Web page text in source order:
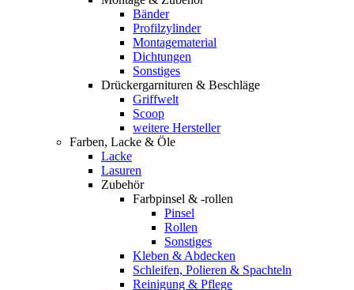
Bänder
Profilzylinder
Montagematerial
Dichtungen
Sonstiges
Drückergarnituren & Beschläge
Griffwelt
Scoop
weitere Hersteller
Farben, Lacke & Öle
Lacke
Lasuren
Zubehör
Farbpinsel & -rollen
Pinsel
Rollen
Sonstiges
Kleben & Abdecken
Schleifen, Polieren & Spachteln
Reinigung & Pflege